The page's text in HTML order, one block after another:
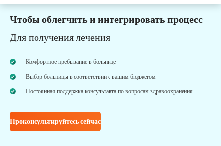
Чтобы облегчить и интегрировать процесс
Для получения лечения
Комфортное пребывание в больнице
Выбор больницы в соответствии с вашим бюджетом
Постоянная поддержка консультанта по вопросам здравоохранения
Проконсультируйтесь сейчас